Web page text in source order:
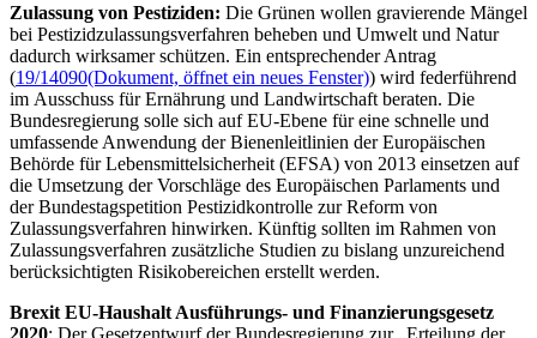
Zulassung von Pestiziden: Die Grünen wollen gravierende Mängel
bei Pestizidzulassungsverfahren beheben und Umwelt und Natur
dadurch wirksamer schützen. Ein entsprechender Antrag
(19/14090(Dokument, öffnet ein neues Fenster)) wird federführend
im Ausschuss für Ernährung und Landwirtschaft beraten. Die
Bundesregierung solle sich auf EU-Ebene für eine schnelle und
umfassende Anwendung der Bienenleitlinien der Europäischen
Behörde für Lebensmittelsicherheit (EFSA) von 2013 einsetzen auf
die Umsetzung der Vorschläge des Europäischen Parlaments und
der Bundestagspetition Pestizidkontrolle zur Reform von
Zulassungsverfahren hinwirken. Künftig sollten im Rahmen von
Zulassungsverfahren zusätzliche Studien zu bislang unzureichend
berücksichtigten Risikobereichen erstellt werden.
Brexit EU-Haushalt Ausführungs- und Finanzierungsgesetz
2020: Der Gesetzentwurf der Bundesregierung zur „Erteilung der